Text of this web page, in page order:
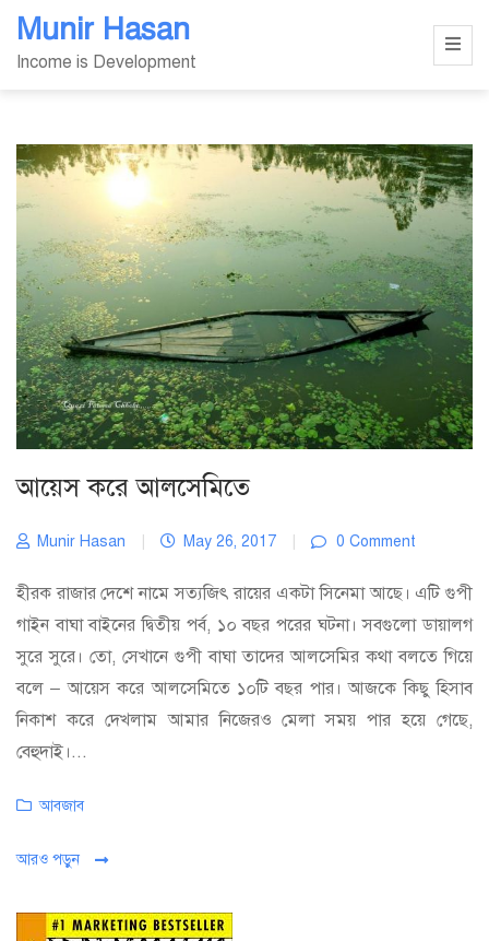
SkipMunir Hasan
Income is Development
আয়েস করে আলসেমিতে
Munir Hasan May 26, 2017 0 Comment
হীরক রাজার দেশে নামে সত্যজিৎ রায়ের একটা সিনেমা আছে। এটি গুপী
গাইন বাঘা বাইনের দ্বিতীয় পর্ব, ১০ বছর পরের ঘটনা। সবগুলো ডায়ালগ
সুরে সুরে। তো, সেখানে গুপী বাঘা তাদের আলসেমির কথা বলতে গিয়ে
বলে – আয়েস করে আলসেমিতে ১০টি বছর পার। আজকে কিছু হিসাব
নিকাশ করে দেখলাম আমার নিজেরও মেলা সময় পার হয়ে গেছে,
বেহুদাই।...
Categories
আবজাব
আরও পড়ুন